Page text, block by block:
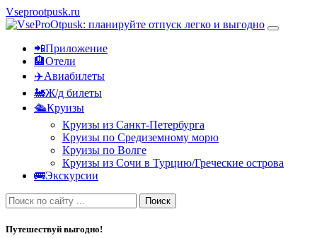
Vseprootpusk.ru
📲Приложение
🏨Отели
✈️Авиабилеты
🚂Ж/д билеты
🛳Круизы
Круизы из Санкт-Петербурга
Круизы по Средиземному морю
Круизы по Волге
Круизы из Сочи в Турцию/Греческие острова
🚌Экскурсии
Поиск
Путешествуй выгодно!